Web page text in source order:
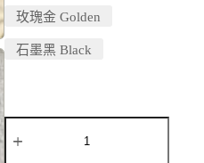
玫瑰金 Golden
石墨黑 Black